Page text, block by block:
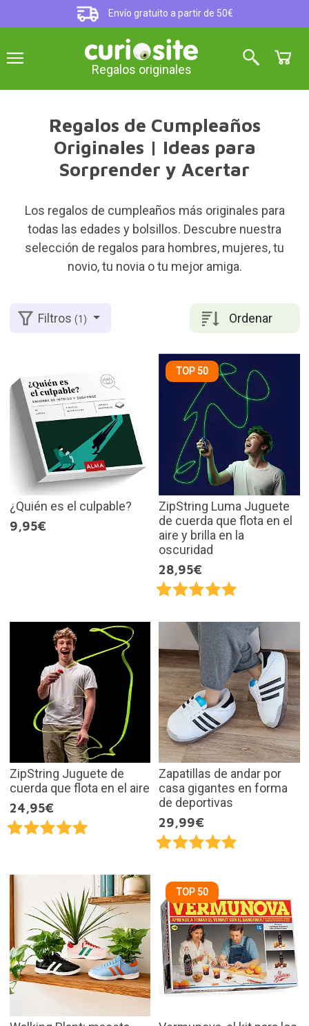
Envío gratuito a partir de 50€
Regalos originales
Regalos de Cumpleaños
Originales | Ideas para
Sorprender y Acertar
Los regalos de cumpleaños más originales para
todas las edades y bolsillos. Descubre nuestra
selección de regalos para hombres, mujeres, tu
novio, tu novia o tu mejor amiga.
Ordenar
Filtros(1)
¿Quién es el culpable?
9,95€
TOP 50
ZipString Luma Juguete
de cuerda que flota en el
aire y brilla en la
oscuridad
28,95€
ZipString Juguete de
cuerda que flota en el aire
24,95€
Zapatillas de andar por
casa gigantes en forma
de deportivas
29,99€
TOP 50